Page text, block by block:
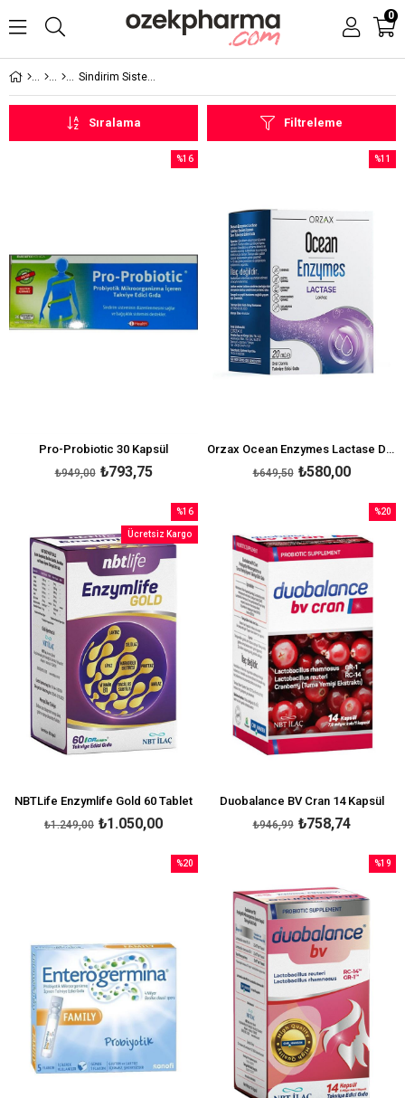
0
Sindirim Sistemi Takviyeleri
Filtreleme
Sıralama
Pro-Probiotic 30 Kapsül
₺793,75
₺949,00
%16
Orzax Ocean Enzymes Lactase Damla 20 ml
₺580,00
₺649,50
%11
NBTLife Enzymlife Gold 60 Tablet
₺1.050,00
₺1.249,00
%16
İndirim
%16İndirim
Ücretsiz Kargo
Duobalance BV Cran 14 Kapsül
₺758,74
₺946,99
%20
%20
%19